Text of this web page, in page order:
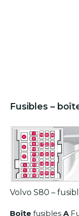
Fusibles –
Volvo S80 –
Boîte fusibles A